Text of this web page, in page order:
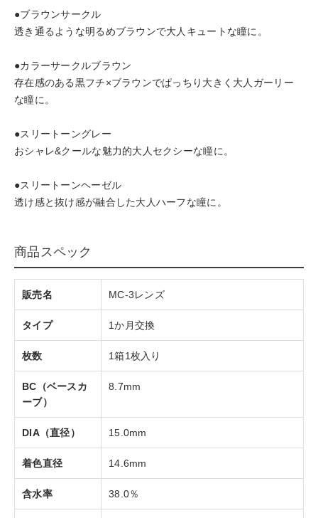
●ブラウンサークル
透き通るような明るめブラウンで大人キュートな瞳に。
●カラーサークルブラウン
存在感のある黒フチ×ブラウンでぱっちり大きく大人ガーリー
な瞳に。
●スリートーングレー
おシャレ&クールな魅力的大人セクシーな瞳に。
●スリートーンヘーゼル
透け感と抜け感が融合した大人ハーフな瞳に。
商品スペック
販売名 MC-3レンズ
タイプ 1か月交換
枚数 1箱1枚入り
BC（ベースカ
ーブ）
8.7mm
DIA（直径） 15.0mm
着色直径 14.6mm
含水率 38.0％